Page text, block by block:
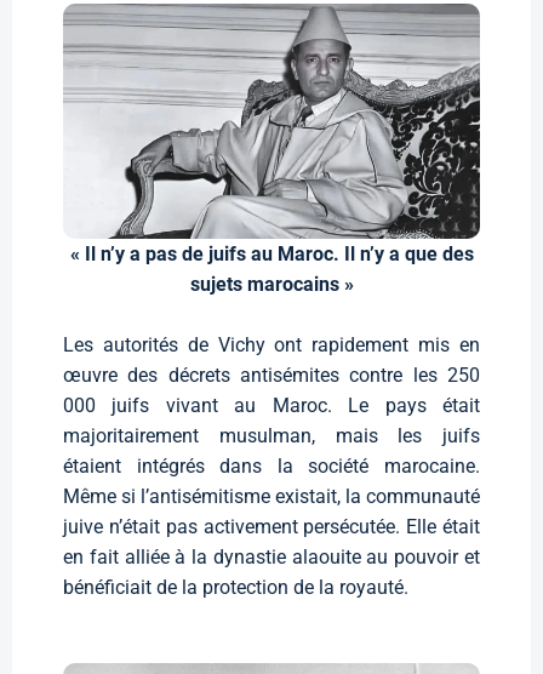
« Il n’y a pas de juifs au Maroc. Il n’y a que des
sujets marocains »
Les autorités de Vichy ont rapidement mis en
œuvre des décrets antisémites contre les 250
000 juifs vivant au Maroc. Le pays était
majoritairement musulman, mais les juifs
étaient intégrés dans la société marocaine.
Même si l’antisémitisme existait, la communauté
juive n’était pas activement persécutée. Elle était
en fait alliée à la dynastie alaouite au pouvoir et
bénéficiait de la protection de la royauté.